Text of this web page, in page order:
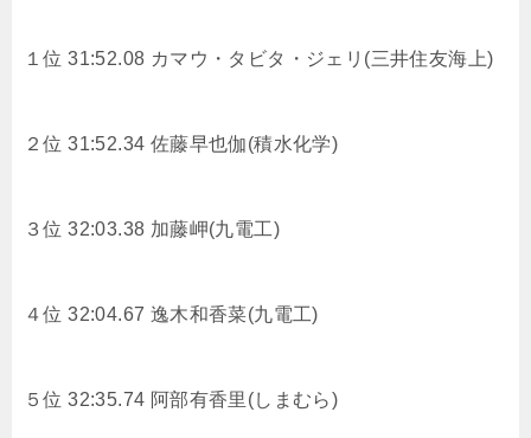
１位 31:52.08 カマウ・タビタ・ジェリ(三井住友海上)
２位 31:52.34 佐藤早也伽(積水化学)
３位 32:03.38 加藤岬(九電工)
４位 32:04.67 逸木和香菜(九電工)
５位 32:35.74 阿部有香里(しまむら)